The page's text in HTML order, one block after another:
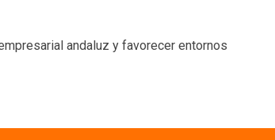
andaluz y favorecer entornos